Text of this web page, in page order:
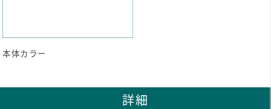
本体カラー
詳細